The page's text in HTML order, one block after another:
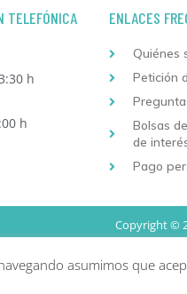
TELEFÓNICA
h
h
ENLACES
Quiénes
Petición
Bolsas
de
Pago
Copyright ©
asumimos que